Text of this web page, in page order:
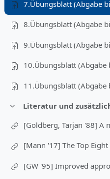
Redueix